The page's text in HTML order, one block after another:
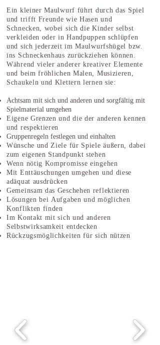
Ein kleiner Maulwurf führt durch das Spiel
und trifft Freunde wie Hasen und
Schnecken, wobei sich die Kinder selbst
verkleiden oder in Handpuppen schlüpfen
und sich jederzeit im Maulwurfshügel bzw.
ins Schneckenhaus zurückziehen können.
Während vieler anderer kreativer Elemente
und beim fröhlichen Malen, Musizieren,
Schaukeln und Klettern lernen sie:
Achtsam mit sich und anderen und sorgfältig mit
Spielmaterial umgehen
Eigene Grenzen und die der anderen kennen
und respektieren
Gruppenregeln festlegen und einhalten
Wünsche und Ziele für Spiele äußern, dabei
zum eigenen Standpunkt stehen
Wenn nötig Kompromisse eingehen
Mit Enttäuschungen umgehen und diese
adäquat ausdrücken
Gemeinsam das Geschehen reflektieren
Lösungen bei Aufgaben und möglichen
Konflikten finden
Im Kontakt mit sich und anderen
Selbstwirksamkeit entdecken
Rückzugsmöglichkeiten für sich nützen